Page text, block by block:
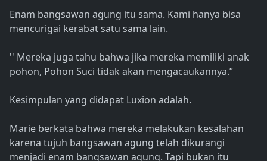
Enam bangsawan agung itu sama. Kami hanya bisa
mencurigai kerabat satu sama lain.
'' Mereka juga tahu bahwa jika mereka memiliki anak
pohon, Pohon Suci tidak akan mengacaukannya.”
Kesimpulan yang didapat Luxion adalah.
Marie berkata bahwa mereka melakukan kesalahan
karena tujuh bangsawan agung telah dikurangi
menjadi enam bangsawan agung. Tapi bukan itu